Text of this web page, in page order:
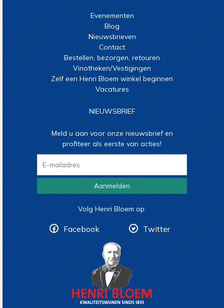
Evenementen
Blog
Nieuwsbrieven
Contact
Bestellen, bezorgen, retouren
Vinotheken/Vestigingen
Zelf een Henri Bloem winkel beginnen
Vacatures
NIEUWSBRIEF
Meld u aan voor onze nieuwsbrief en
profiteer als eerste van acties!
Aanmelden
Volg Henri Bloem op:
Facebook Twitter